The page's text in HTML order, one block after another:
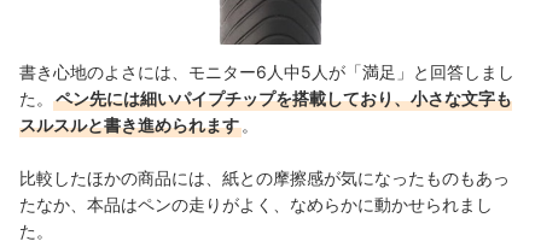
書き心地のよさには、モニター6人中5人が「満足」と回答しまし
た。
ペン先には細いパイプチップを搭載しており、小さな文字も
スルスルと書き進められます 。
比較したほかの商品には、紙との摩擦感が気になったものもあっ
たなか、本品はペンの走りがよく、なめらかに動かせられまし
た。